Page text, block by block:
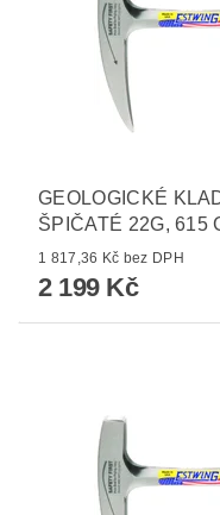
GEOLOGICKÉ
ŠPIČATÉ 22G, 615
1 817,36 Kč bez DPH
2 199 Kč